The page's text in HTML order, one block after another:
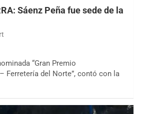
Sáenz Peña fue sede de la
“Gran Premio
Ferretería del Norte”, contó con la